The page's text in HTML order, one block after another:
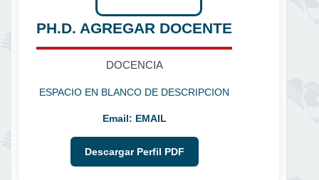
PH.D. AGREGAR DOCENTE
DOCENCIA
ESPACIO EN BLANCO DE DESCRIPCION
Email: EMAIL
Descargar Perfil PDF